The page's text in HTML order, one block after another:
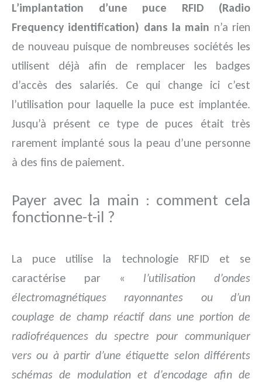
L’implantation d’une puce RFID (Radio
Frequency identification) dans la main n’a rien
de nouveau puisque de nombreuses sociétés les
utilisent déjà afin de remplacer les badges
d’accès des salariés. Ce qui change ici c’est
l’utilisation pour laquelle la puce est implantée.
Jusqu’à présent ce type de puces était très
rarement implanté sous la peau d’une personne
à des fins de paiement.
Payer avec la main : comment cela
fonctionne-t-il ?
La puce utilise la technologie RFID et se
caractérise par « l’utilisation d’ondes
électromagnétiques rayonnantes ou d’un
couplage de champ réactif dans une portion de
radio­fréquences du spectre pour communiquer
vers ou à partir d’une étiquette selon différents
schémas de modulation et d’encodage afin de